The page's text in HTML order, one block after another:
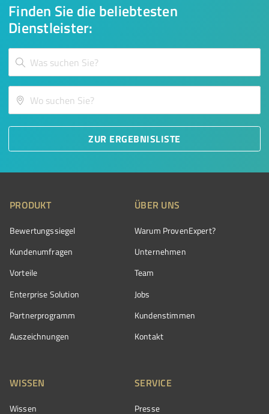
Finden Sie die beliebtesten
Dienstleister:
ZUR ERGEBNISLISTE
PRODUKT
Bewertungssiegel
Kundenumfragen
Vorteile
Enterprise Solution
Partnerprogramm
Auszeichnungen
ÜBER UNS
Warum ProvenExpert?
Unternehmen
Team
Jobs
Kundenstimmen
Kontakt
WISSEN
Wissen
SERVICE
Presse